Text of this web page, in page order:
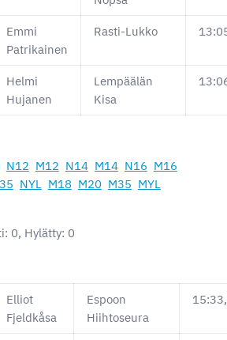
Emmi
Patrikainen
Rasti-Lukko
Helmi
Hujanen
Lempäälän
Kisa
N12 M12 N14 M14 N16 M16
NYL M18 M20 M35 MYL
0, Hylätty: 0
Elliot
Fjeldkåsa
Espoon
Hiihtoseura